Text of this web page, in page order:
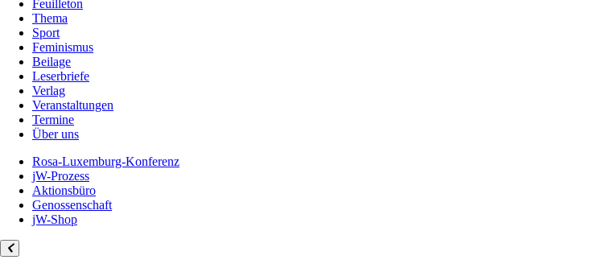
Feuilleton
Thema
Sport
Feminismus
Beilage
Leserbriefe
Verlag
Veranstaltungen
Termine
Über uns
Rosa-Luxemburg-Konferenz
jW-Prozess
Aktionsbüro
Genossenschaft
jW-Shop